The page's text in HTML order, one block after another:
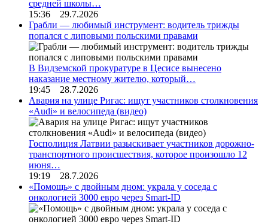
средней школы…
15:36 29.7.2026
Грабли — любимый инструмент: водитель трижды
попался с липовыми польскими правами
В Видземской прокуратуре в Цесисе вынесено
наказание местному жителю, который…
19:45 28.7.2026
Авария на улице Ригас: ищут участников столкновения
«Audi» и велосипеда (видео)
Госполиция Латвии разыскивает участников дорожно-
транспортного происшествия, которое произошло 12
июня…
19:19 28.7.2026
«Помощь» с двойным дном: украла у соседа с
онкологией 3000 евро через Smart-ID